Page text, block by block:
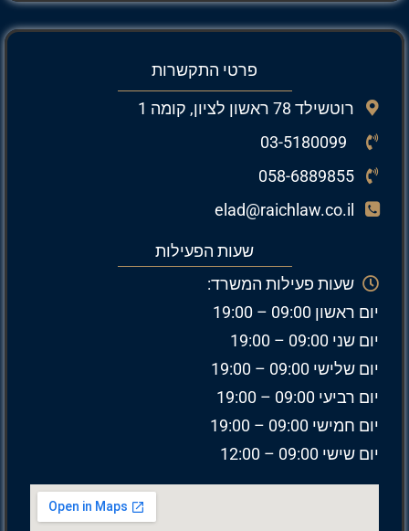
פרטי התקשרות
רוטשילד 78 ראשון לציון, קומה 1
058-6889855
elad@raichlaw.co.il
שעות הפעילות
שעות פעילות המשרד:
יום ראשון 09:00 – 19:00
יום שני 09:00 – 19:00
יום שלישי 09:00 – 19:00
יום רביעי 09:00 – 19:00
יום חמישי 09:00 – 19:00
יום שישי 09:00 – 12:00